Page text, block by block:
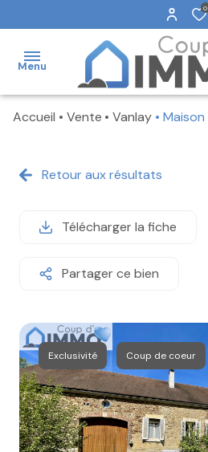
0
Menu
NOS
NOS
VENDUS
AGENCE
FAIRE
ESTIMER
CONTACT
Accueil Vente Vanlay Maison
Retour aux résultats
Télécharger la fiche
Partager ce bien
Exclusivité Coup de coeur